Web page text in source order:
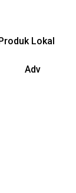
Lokal
Adv